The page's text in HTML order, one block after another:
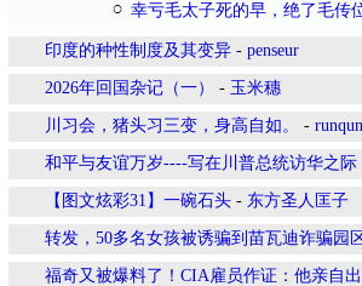
幸亏毛太子死的早，绝了毛传
印度的种性制度及其变异 - penseur
2026年回国杂记（一） - 玉米穗
川习会，猪头习三变，身高自如。 - runqun
和平与友谊万岁----写在川普总统访华之际
【图文炫彩31】一碗石头 - 东方圣人匡子
转发，50多名女孩被诱骗到苗瓦迪诈骗园
福奇又被爆料了！CIA雇员作证：他亲自